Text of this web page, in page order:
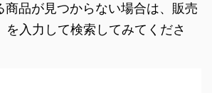
品が見つからない場合は、販売
を入力して検索してみてくださ